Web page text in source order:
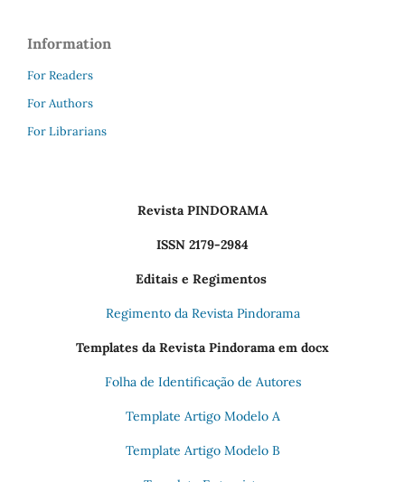
Information
For Readers
For Authors
For Librarians
Revista PINDORAMA
ISSN 2179-2984
Editais e Regimentos
Regimento da Revista Pindorama
Templates da Revista Pindorama em docx
Folha de Identificação de Autores
Template Artigo Modelo A
Template Artigo Modelo B